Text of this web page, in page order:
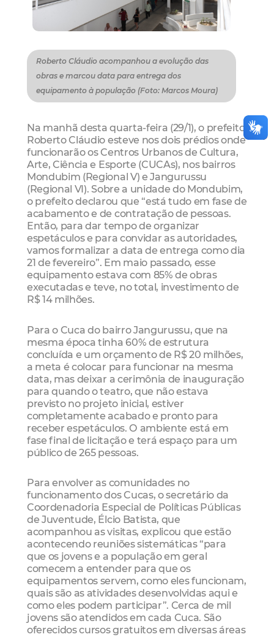
Roberto Cláudio acompanhou a evolução das
obras e marcou data para entrega dos
equipamento à população (Foto: Marcos Moura)
Na manhã desta quarta-feira (29/1), o prefeito
Roberto Cláudio esteve nos dois prédios onde
funcionarão os Centros Urbanos de Cultura,
Arte, Ciência e Esporte (CUCAs), nos bairros
Mondubim (Regional V) e Jangurussu
(Regional VI). Sobre a unidade do Mondubim,
o prefeito declarou que “está tudo em fase de
acabamento e de contratação de pessoas.
Então, para dar tempo de organizar
espetáculos e para convidar as autoridades,
vamos formalizar a data de entrega como dia
21 de fevereiro”. Em maio passado, esse
equipamento estava com 85% de obras
executadas e teve, no total, investimento de
R$ 14 milhões.
Para o Cuca do bairro Jangurussu, que na
mesma época tinha 60% de estrutura
concluída e um orçamento de R$ 20 milhões,
a meta é colocar para funcionar na mesma
data, mas deixar a cerimônia de inauguração
para quando o teatro, que não estava
previsto no projeto inicial, estiver
completamente acabado e pronto para
receber espetáculos. O ambiente está em
fase final de licitação e terá espaço para um
público de 265 pessoas.
Para envolver as comunidades no
funcionamento dos Cucas, o secretário da
Coordenadoria Especial de Políticas Públicas
de Juventude, Élcio Batista, que
acompanhou as visitas, explicou que estão
acontecendo reuniões sistemáticas “para
que os jovens e a população em geral
comecem a entender para que os
equipamentos servem, como eles funcionam,
quais são as atividades desenvolvidas aqui e
como eles podem participar”. Cerca de mil
jovens são atendidos em cada Cuca. São
oferecidos cursos gratuitos em diversas áreas